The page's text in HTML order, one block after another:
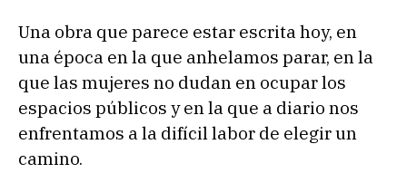
Una obra que parece estar escrita hoy, en
una época en la que anhelamos parar, en la
que las mujeres no dudan en ocupar los
espacios públicos y en la que a diario nos
enfrentamos a la difícil labor de elegir un
camino.